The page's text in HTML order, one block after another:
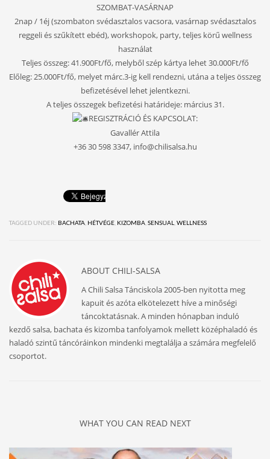
SZOMBAT-VASÁRNAP
2nap / 1éj (szombaton svédasztalos vacsora, vasárnap svédasztalos
reggeli és szűkített ebéd), workshopok, party, teljes körű wellness
használat
Teljes összeg: 41.900Ft/fő, melyből szép kártya lehet 30.000Ft/fő
Előleg: 25.000Ft/fő, melyet márc.3-ig kell rendezni, utána a teljes összeg
befizetésével lehet jelentkezni.
A teljes összegek befizetési határideje: március 31.
REGISZTRÁCIÓ ÉS KAPCSOLAT:
Gavallér Attila
+36 30 598 3347, info@chilisalsa.hu
TAGGED UNDER: BACHATA HÉTVÉGE KIZOMBA SENSUAL WELLNESS
ABOUT CHILI-SALSA
A Chili Salsa Tánciskola 2005-ben nyitotta meg
kapuit és azóta elkötelezett híve a minőségi
táncoktatásnak. A minden hónapban induló
kezdő salsa, bachata és kizomba tanfolyamok mellett középhaladó és
haladó szintű táncóráinkon mindenki megtalálja a számára megfelelő
csoportot.
WHAT YOU CAN READ NEXT